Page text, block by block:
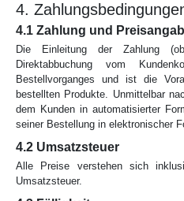
4.
4.1 Zahlung und
Die Einleitung der Zahlung
Direktabbuchung vom
Bestellvorganges und ist die
bestellten Produkte. Unmittelbar
dem Kunden in automatisierter
seiner Bestellung in elektronischer
4.2 Umsatzsteuer
Alle Preise verstehen sich
Umsatzsteuer.